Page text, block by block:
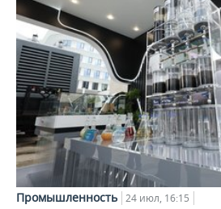
Промышленность 24 июл, 16:15